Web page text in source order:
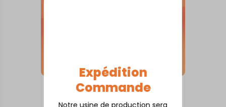
Expédition
Commande
Notre usine de production sera
SKYLINE SUR SOCLE
Annecy